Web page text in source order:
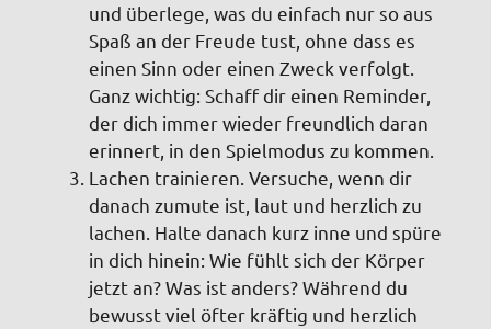
und überlege, was du einfach nur so aus
Spaß an der Freude tust, ohne dass es
einen Sinn oder einen Zweck verfolgt.
Ganz wichtig: Schaff dir einen Reminder,
der dich immer wieder freundlich daran
erinnert, in den Spielmodus zu kommen.
Lachen trainieren . Versuche, wenn dir
danach zumute ist, laut und herzlich zu
lachen. Halte danach kurz inne und spüre
in dich hinein: Wie fühlt sich der Körper
jetzt an? Was ist anders? Während du
bewusst viel öfter kräftig und herzlich